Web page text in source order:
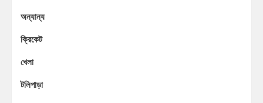
অন্যান্য
ক্রিকেট
খেলা
টলিপাড়া